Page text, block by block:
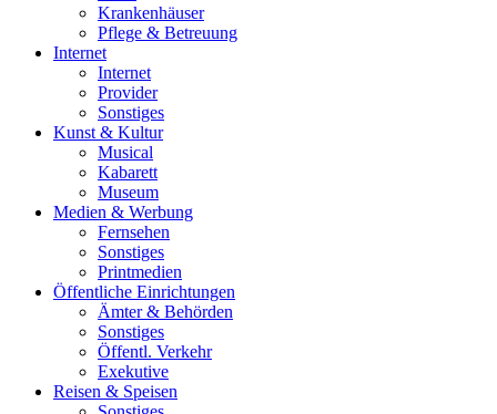
Krankenhäuser
Pflege & Betreuung
Internet
Internet
Provider
Sonstiges
Kunst & Kultur
Musical
Kabarett
Museum
Medien & Werbung
Fernsehen
Sonstiges
Printmedien
Öffentliche Einrichtungen
Ämter & Behörden
Sonstiges
Öffentl. Verkehr
Exekutive
Reisen & Speisen